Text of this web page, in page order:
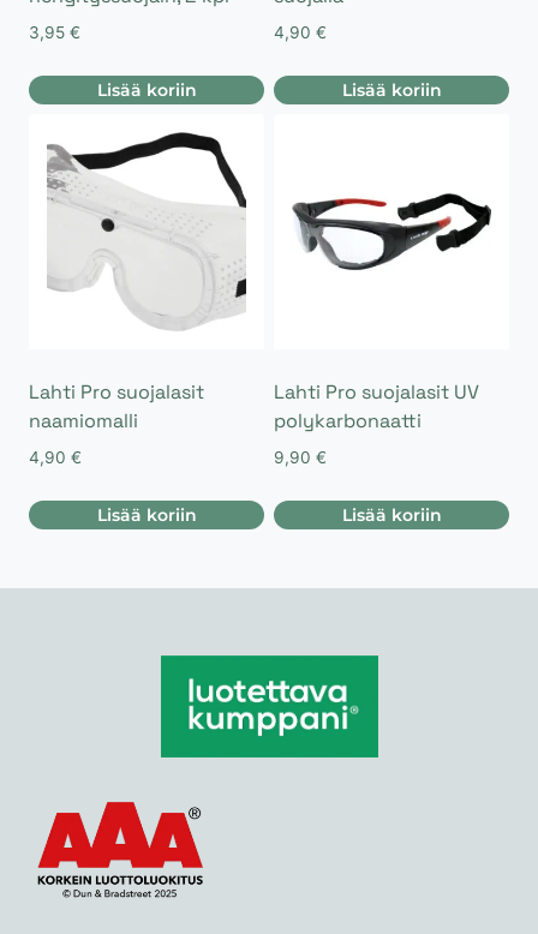
3,95 €
Lisää koriin
4,90 €
Lisää koriin
Lahti Pro suojalasit
naamiomalli
4,90 €
Lisää koriin
Lahti Pro suojalasit UV
polykarbonaatti
9,90 €
Lisää koriin